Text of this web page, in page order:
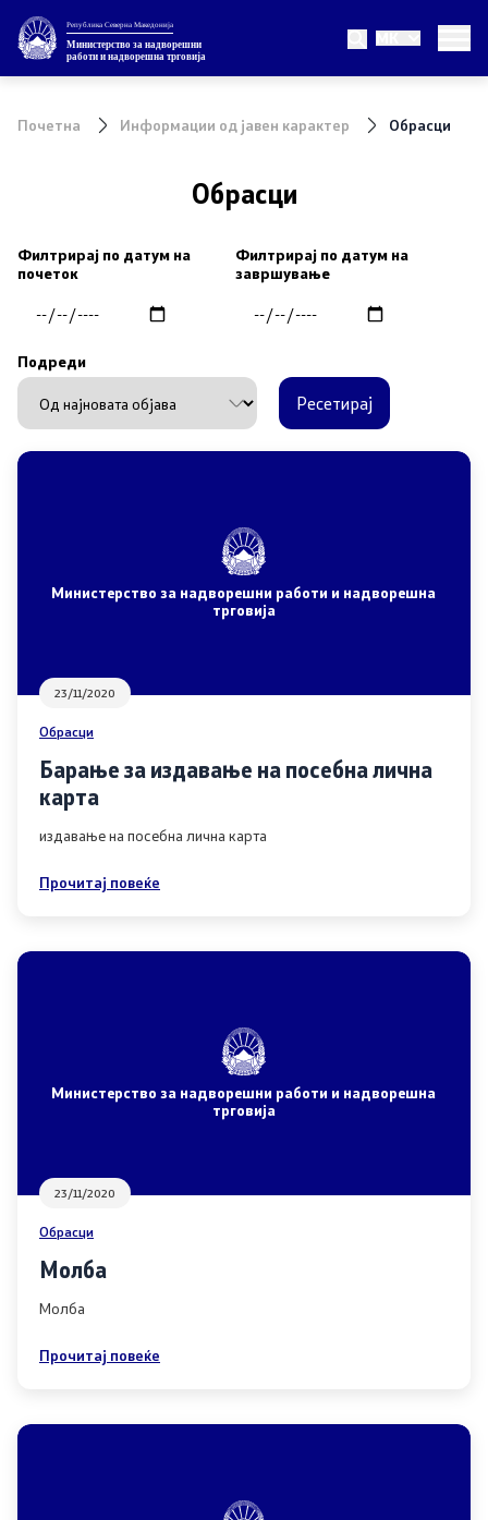
Република Северна Македонија
Министерство за надворешни
работи и надворешна трговија
MK
Министерство
Државен секретар
Внатрешна организација
Теми
Регионални иницијативи
Посети ја Северна Македонија
Европски систем за влез и излез и патни одобренија
Конзуларни услуги
Македонски државјани
Колку сте задоволни од конзуларните услуги
Новости
Соопштенија
Прес-конференции
Интервјуа
Почетна Информации од јавен карактер Обрасци
Обрасци
Филтрирај по датум на
почеток
Филтрирај по датум на
завршување
Подреди
Ресетирај
Министерство за надворешни работи и надворешна
трговија
23/11/2020
Обрасци
Барање за издавање на посебна лична
карта
издавање на посебна лична карта
Прочитај повеќе
Министерство за надворешни работи и надворешна
трговија
23/11/2020
Обрасци
Молба
Молба
Прочитај повеќе